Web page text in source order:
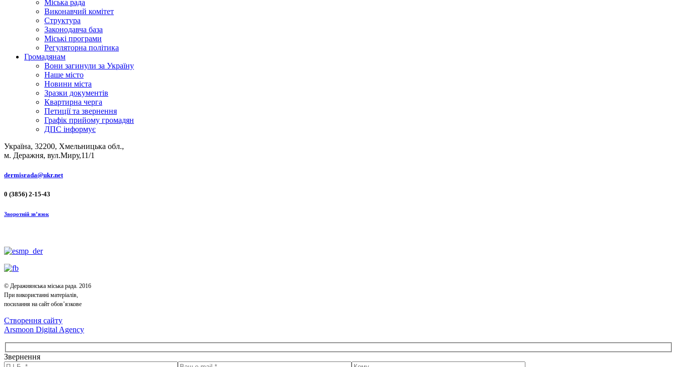
Міська рада
Виконавчий комітет
Структура
Законодавча база
Міські програми
Регуляторна політика
Громадянам
Вони загинули за Україну
Наше місто
Новини міста
Зразки документів
Квартирна черга
Петиції та звернення
Графік прийому громадян
ДПС інформує
Україна, 32200, Хмельницька обл.,
м. Деражня, вул.Миру,11/1
dermisrada@ukr.net
0 (3856) 2-15-43
Зворотній зв’язок
© Деражнянська міська рада. 2016
При використанні матеріалів,
посилання на сайт обов’язкове
Створення сайту
Arsmoon Digital Agency
Звернення